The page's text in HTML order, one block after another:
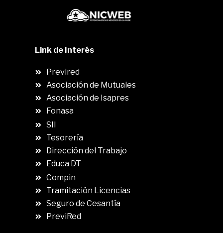
Link de Interés
Previred
Asociación de Mutuales
Asociación de Isapres
Fonasa
SII
Tesorería
Dirección del Trabajo
Educa DT
Compin
Tramitación Licencias
Seguro de Cesantía
PreviRed